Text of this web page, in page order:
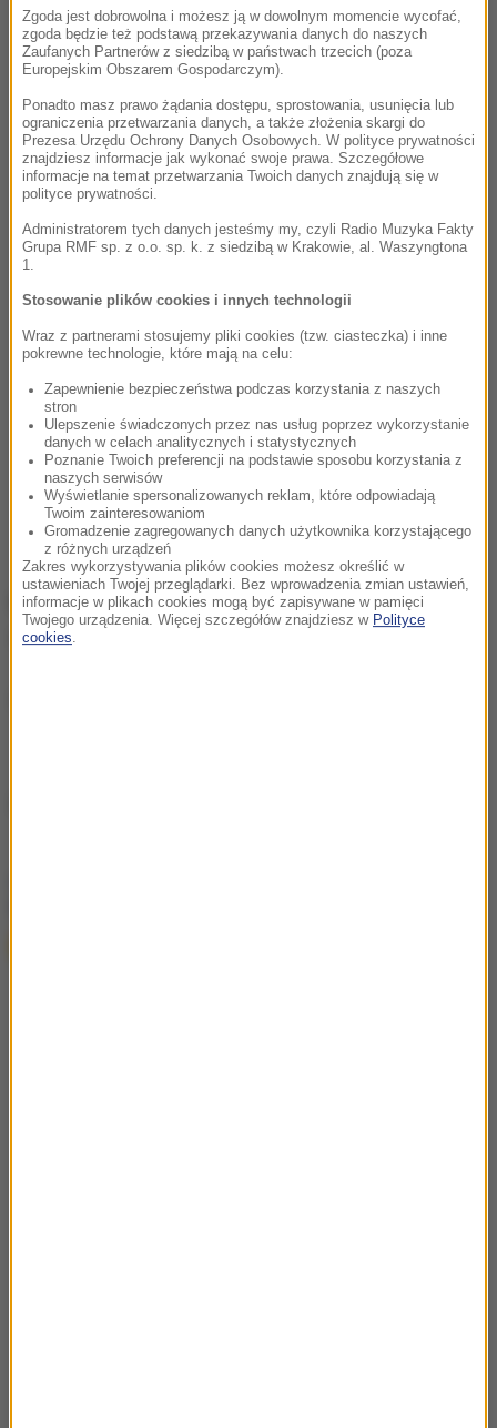
Rajd Gdańsk Baltic Cup ruszy w piątek. Uroczysty
start zaplanowano na 17:20.
Zgoda jest dobrowolna i możesz ją w dowolnym momencie wycofać,
zgoda będzie też podstawą przekazywania danych do naszych
Zaufanych Partnerów z siedzibą w państwach trzecich (poza
Europejskim Obszarem Gospodarczym).
Ponadto masz prawo żądania dostępu, sprostowania, usunięcia lub
ograniczenia przetwarzania danych, a także złożenia skargi do
Prezesa Urzędu Ochrony Danych Osobowych. W polityce prywatności
znajdziesz informacje jak wykonać swoje prawa. Szczegółowe
informacje na temat przetwarzania Twoich danych znajdują się w
polityce prywatności.
Administratorem tych danych jesteśmy my, czyli Radio Muzyka Fakty
Grupa RMF sp. z o.o. sp. k. z siedzibą w Krakowie, al. Waszyngtona
1.
Stosowanie plików cookies i innych technologii
Wraz z partnerami stosujemy pliki cookies (tzw. ciasteczka) i inne
pokrewne technologie, które mają na celu:
Zapewnienie bezpieczeństwa podczas korzystania z naszych
stron
Ulepszenie świadczonych przez nas usług poprzez wykorzystanie
danych w celach analitycznych i statystycznych
Poznanie Twoich preferencji na podstawie sposobu korzystania z
naszych serwisów
Wyświetlanie spersonalizowanych reklam, które odpowiadają
Twoim zainteresowaniom
Gromadzenie zagregowanych danych użytkownika korzystającego
z różnych urządzeń
Zakres wykorzystywania plików cookies możesz określić w
ustawieniach Twojej przeglądarki. Bez wprowadzenia zmian ustawień,
informacje w plikach cookies mogą być zapisywane w pamięci
Twojego urządzenia. Więcej szczegółów znajdziesz w Polityce
cookies